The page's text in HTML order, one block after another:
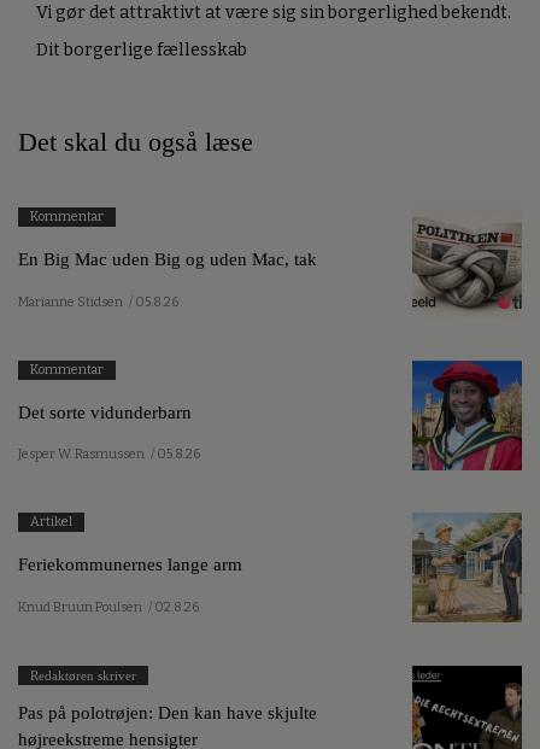
Vi gør det attraktivt at være sig sin borgerlighed bekendt.
Dit borgerlige fællesskab
Det skal du også læse
Kommentar
En Big Mac uden Big og uden Mac, tak
Marianne Stidsen / 05.8.26
Kommentar
Det sorte vidunderbarn
Jesper W. Rasmussen / 05.8.26
Artikel
Feriekommunernes lange arm
Knud Bruun Poulsen / 02.8.26
Redaktøren skriver
Pas på polotrøjen: Den kan have skjulte
højreekstreme hensigter